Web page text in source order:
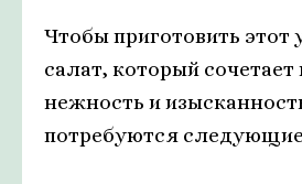
Чтобы приготовить
салат, который сочетает
нежность и
потребуются